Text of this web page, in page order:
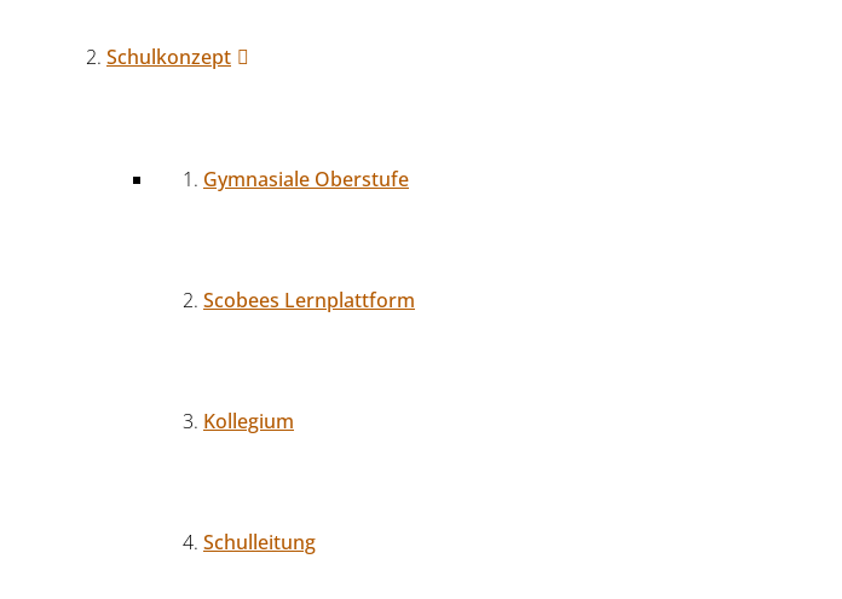
Schulkonzept
Gymnasiale Oberstufe
Scobees Lernplattform
Kollegium
Schulleitung